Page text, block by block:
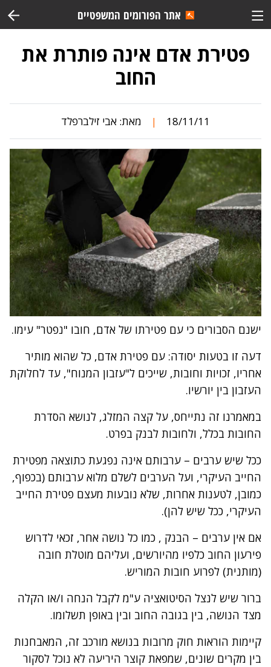
אתר הפורומים המשפטיים
פטירת אדם אינה פותרת את
החוב
18/11/11
| מאת: אבי זילברפלד
ישנם הסבורים כי עם פטירתו של אדם, חובו "נפטר" עימו.
דעה זו בטעות יסודה: עם פטירת אדם, כל שהוא מותיר
אחריו, זכויות וחובות, שייכים ל"עזבון המנוח", עד לחלוקת
העזבון בין יורשיו.
במאמרנו זה נתייחס, על קצה המזלג, לנושא הסדרת
החובות בכלל, ולחובות לבנק בפרט.
ככל שיש ערבים – ערבותם אינה נפגעת כתוצאה מפטירת
החייב העיקרי, ועל הערבים לשלם מלוא ערבותם (בכפוף,
כמובן, לטענות אחרות, שלא נובעות מעצם פטירת החייב
העיקרי, ככל שיש להן).
אם אין ערבים – הבנק , כמו כל נושה אחר, זכאי לדרוש
פירעון החוב כלפיו מהיורשים, ועליהם מוטלת חובה
(מותנית) לפרוע חובות המוריש.
ברור שיש לנצל הסיטואציה ע"מ לקבל הנחה ו/או הקלה
מצד הנושה, בין בגובה החוב ובין באופן תשלומו.
קיימות הוראות חוק מרובות בנושא מורכב זה, המאבחנות
בין מקרים שונים, שמפאת קוצר היריעה לא נוכל לסקור